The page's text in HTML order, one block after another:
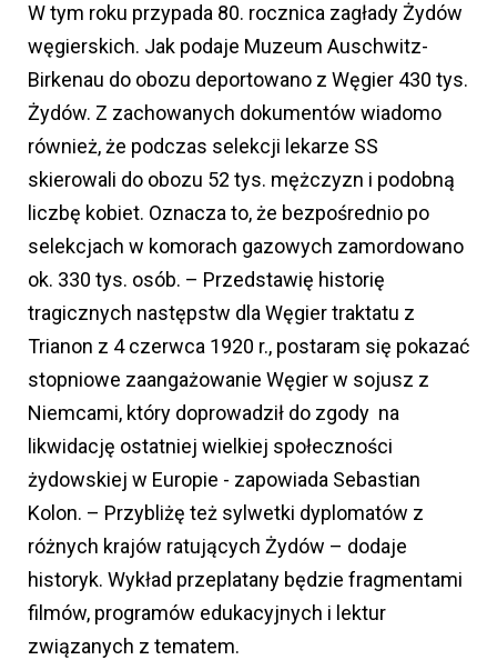
W tym roku przypada 80. rocznica zagłady Żydów
węgierskich. Jak podaje Muzeum Auschwitz-
Birkenau do obozu deportowano z Węgier 430 tys.
Żydów. Z zachowanych dokumentów wiadomo
również, że podczas selekcji lekarze SS
skierowali do obozu 52 tys. mężczyzn i podobną
liczbę kobiet. Oznacza to, że bezpośrednio po
selekcjach w komorach gazowych zamordowano
ok. 330 tys. osób. – Przedstawię historię
tragicznych następstw dla Węgier traktatu z
Trianon z 4 czerwca 1920 r., postaram się pokazać
stopniowe zaangażowanie Węgier w sojusz z
Niemcami, który doprowadził do zgody na
likwidację ostatniej wielkiej społeczności
żydowskiej w Europie - zapowiada Sebastian
Kolon. – Przybliżę też sylwetki dyplomatów z
różnych krajów ratujących Żydów – dodaje
historyk. Wykład przeplatany będzie fragmentami
filmów, programów edukacyjnych i lektur
związanych z tematem.